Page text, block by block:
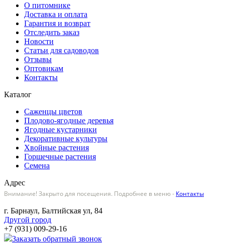
О питомнике
Доставка и оплата
Гарантия и возврат
Отследить заказ
Новости
Статьи для садоводов
Отзывы
Оптовикам
Контакты
Каталог
Саженцы цветов
Плодово-ягодные деревья
Ягодные кустарники
Декоративные культуры
Хвойные растения
Горшечные растения
Семена
Адрес
Внимание! Закрыто для посещения. Подробнее в меню - Контакты
г. Барнаул, Балтийская ул, 84
Другой город
+7 (931) 009-29-16
Заказать обратный звонок